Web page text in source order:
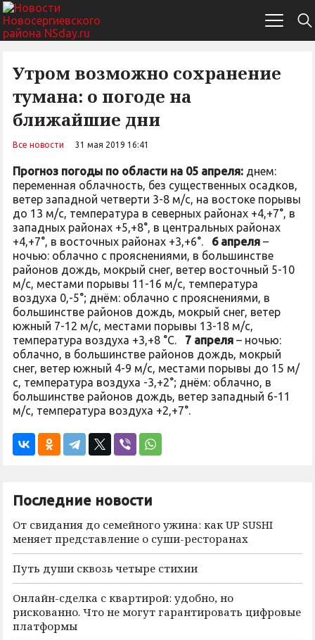
Утром возможно сохранение
тумана: о погоде на
ближайшие дни
Все новости 31 мая 2019 16:41
Прогноз погоды по области на 05 апреля: днем:
переменная облачность, без существенных осадков,
ветер западной четверти 3-8 м/с, на востоке порывы
до 13 м/с, температура в северных районах +4,+7°, в
западных районах +5,+8°, в центральных районах
+4,+7°, в восточных районах +3,+6°. 6 апреля –
ночью: облачно с прояснениями, в большинстве
районов дождь, мокрый снег, ветер восточный 5-10
м/с, местами порывы 11-16 м/с, температура
воздуха 0,-5°; днём: облачно с прояснениями, в
большинстве районов дождь, мокрый снег, ветер
южный 7-12 м/с, местами порывы 13-18 м/с,
температура воздуха +3,+8 °C. 7 апреля – ночью:
облачно, в большинстве районов дождь, мокрый
снег, ветер южный 4-9 м/с, местами порывы до 15 м/
с, температура воздуха -3,+2°; днём: облачно, в
большинстве районов дождь, ветер западный 6-11
м/с, температура воздуха +2,+7°.
Последние новости
От свидания до семейного ужина: как UP SUSHI
меняет представление о суши-ресторанах
Путь души сквозь четыре стихии
Онлайн-сделка с квартирой: удобно, но
рискованно. Что не могут гарантировать цифровые
платформы